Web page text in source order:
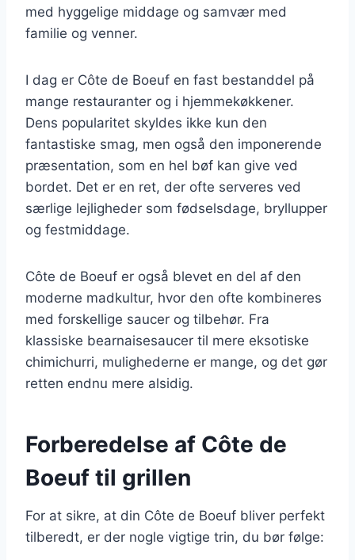
med hyggelige middage og samvær med
familie og venner.
I dag er Côte de Boeuf en fast bestanddel på
mange restauranter og i hjemmekøkkener.
Dens popularitet skyldes ikke kun den
fantastiske smag, men også den imponerende
præsentation, som en hel bøf kan give ved
bordet. Det er en ret, der ofte serveres ved
særlige lejligheder som fødselsdage, bryllupper
og festmiddage.
Côte de Boeuf er også blevet en del af den
moderne madkultur, hvor den ofte kombineres
med forskellige saucer og tilbehør. Fra
klassiske bearnaisesaucer til mere eksotiske
chimichurri, mulighederne er mange, og det gør
retten endnu mere alsidig.
Forberedelse af Côte de
Boeuf til grillen
For at sikre, at din Côte de Boeuf bliver perfekt
tilberedt, er der nogle vigtige trin, du bør følge: